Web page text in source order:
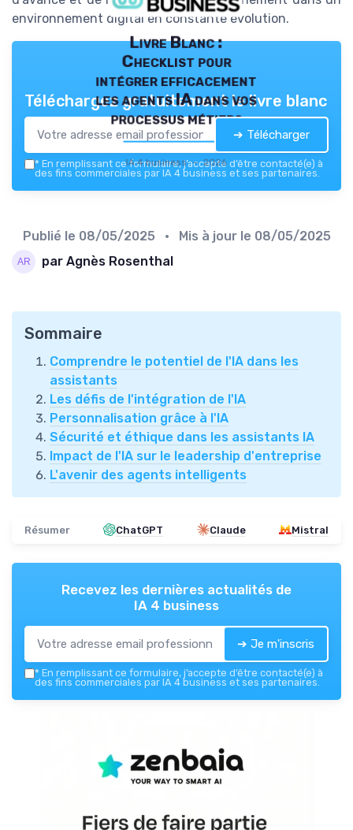
environnement digital en constante évolution.
Livre Blanc :
Checklist pour
intégrer efficacement
les agents IA dans vos
processus métiers
IA 4 business — 2026
Téléchargez gratuitement le livre blanc
➔ Télécharger
* En remplissant ce formulaire, j’accepte d’être contacté(e) à
des fins commerciales par IA 4 business et ses partenaires.
Publié le 08/05/2025 • Mis à jour le 08/05/2025
par Agnès Rosenthal
Sommaire
Comprendre le potentiel de l'IA dans les
assistants
Les défis de l'intégration de l'IA
Personnalisation grâce à l'IA
Sécurité et éthique dans les assistants IA
Impact de l'IA sur le leadership d'entreprise
L'avenir des agents intelligents
Résumer ChatGPT Claude Mistral
Recevez les dernières actualités de
IA 4 business
➔ Je m'inscris
* En remplissant ce formulaire, j’accepte d’être contacté(e) à
des fins commerciales par IA 4 business et ses partenaires.